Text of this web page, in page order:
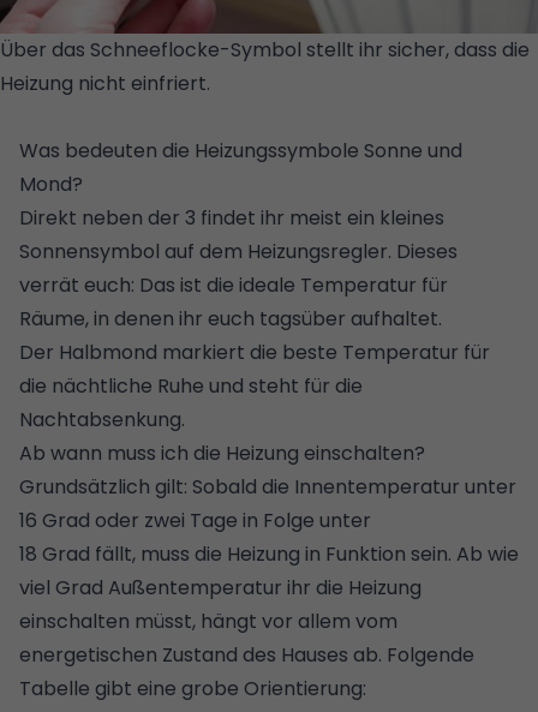
Über das Schneeflocke-Symbol stellt ihr sicher, dass die
Heizung nicht einfriert.
Was bedeuten die Heizungssymbole Sonne und
Mond?
Direkt neben der 3 findet ihr meist ein kleines
Sonnensymbol auf dem Heizungsregler. Dieses
verrät euch: Das ist die ideale Temperatur für
Räume, in denen ihr euch tagsüber aufhaltet.
Der Halbmond markiert die beste Temperatur für
die nächtliche Ruhe und steht für die
Nachtabsenkung.
Ab wann muss ich die Heizung einschalten?
Grundsätzlich gilt: Sobald die Innentemperatur unter
16 Grad oder zwei Tage in Folge unter
18 Grad fällt, muss die Heizung in Funktion sein. Ab wie
viel Grad Außentemperatur ihr die Heizung
einschalten müsst, hängt vor allem vom
energetischen Zustand des Hauses ab. Folgende
Tabelle gibt eine grobe Orientierung: